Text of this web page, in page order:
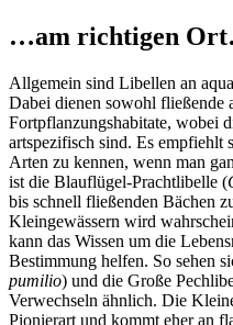
…am richtigen
Allgemein sind Libellen an
Dabei dienen sowohl fließende
Fortpflanzungshabitate, wobei
artspezifisch sind. Es empfiehlt
Arten zu kennen, wenn man
ist die Blauflügel-Prachtlibelle (
bis schnell fließenden Bächen
Kleingewässern wird
kann das Wissen um die
Bestimmung helfen. So sehen
pumilio) und die Große
Verwechseln ähnlich. Die
Pionierart und kommt eher an